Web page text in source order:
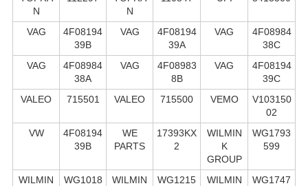
N
N
VAG
4F08194
39B
VAG
4F08194
39A
VAG
4F08984
38C
VAG
4F08984
38A
VAG
4F08983
8B
VAG
4F08194
39C
VALEO
715501 VALEO 715500 VEMO
V103150
02
VW
4F08194
39B
WE
PARTS
17393KX
2
WILMIN
K
GROUP
WG1793
599
WILMIN
WG1018
WILMIN
WG1215
WILMIN
WG1747